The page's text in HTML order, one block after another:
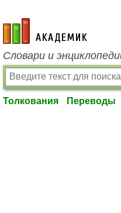
academic.ru
Словари и
Толкования Переводы